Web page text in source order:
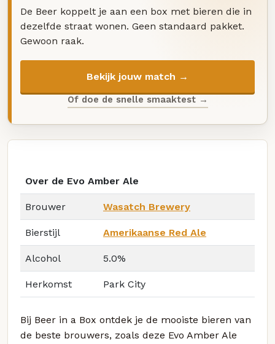
De Beer koppelt je aan een box met bieren die in
dezelfde straat wonen. Geen standaard pakket.
Gewoon raak.
Bekijk jouw match →
Of doe de snelle smaaktest →
Over de Evo Amber Ale
Brouwer Wasatch Brewery
Bierstijl Amerikaanse Red Ale
Alcohol 5.0%
Herkomst Park City
Bij Beer in a Box ontdek je de mooiste bieren van
de beste brouwers, zoals deze Evo Amber Ale